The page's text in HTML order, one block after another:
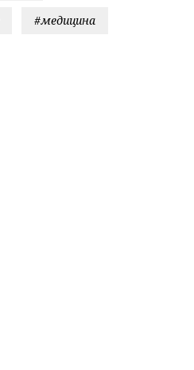
#медицина